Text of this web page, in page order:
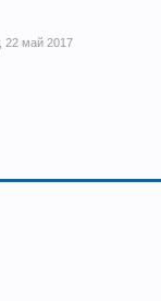
22 май 2017